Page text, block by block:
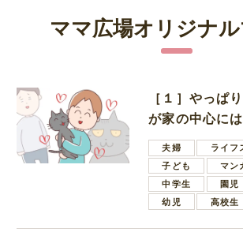
ママ広場オリジナ
［１］やっぱ
が家の中心に
夫婦
ライフ
子ども
マン
中学生
園児
幼児
高校生